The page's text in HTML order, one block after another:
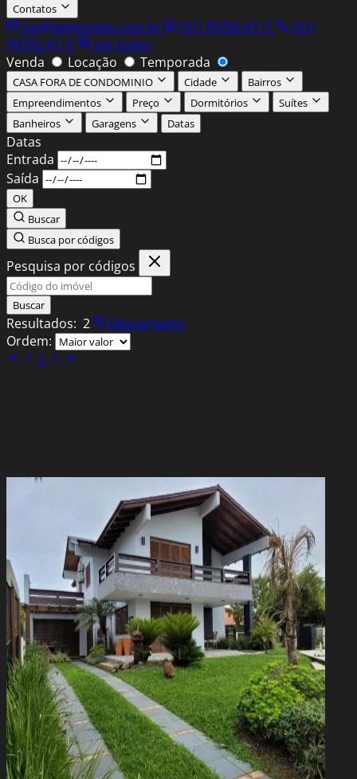
Contatos
lsp@lspimoveis.com.br (51) 99792.4111
(51)
99792.4111
Ver todos
Venda
Locação Temporada
CASA FORA DE CONDOMINIO Cidade
Bairros
Empreendimentos
Preço Dormitórios
Suítes
Banheiros
Garagens
Datas
Entrada
Saída
OK
Buscar
Busca por códigos
Pesquisa por códigos
Buscar
Resultados: 2
Descartados
Ordem:
1